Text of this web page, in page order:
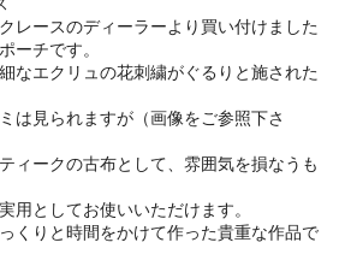
レースのディーラーより買い付けました
ーチです。
なエクリュの花刺繍がぐるりと施された
は見られますが（画像をご参照下さ
ィークの古布として、雰囲気を損なうも
用としてお使いいただけます。
くりと時間をかけて作った貴重な作品で